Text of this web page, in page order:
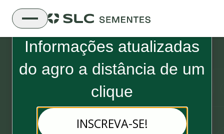
Boletim Informativo da SLC Sementes
Informações atualizadas
do agro a distância de um
clique
INSCREVA-SE!
18 de fevereiro, 2022 - 2 minutos de leitura